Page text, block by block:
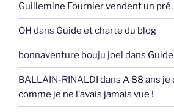
Guillemine Fournier vendent un
OH dans Guide et charte du blog
bonnaventure bouju joel dans
BALLAIN-RINALDI dans A 88 ans je
comme je ne l’avais jamais vue !